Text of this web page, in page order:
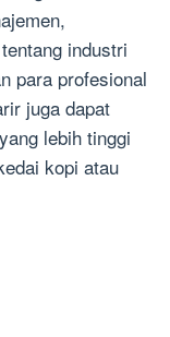
industri
para profesional
juga dapat
lebih tinggi
kopi atau